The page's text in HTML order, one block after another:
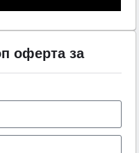
оферта за